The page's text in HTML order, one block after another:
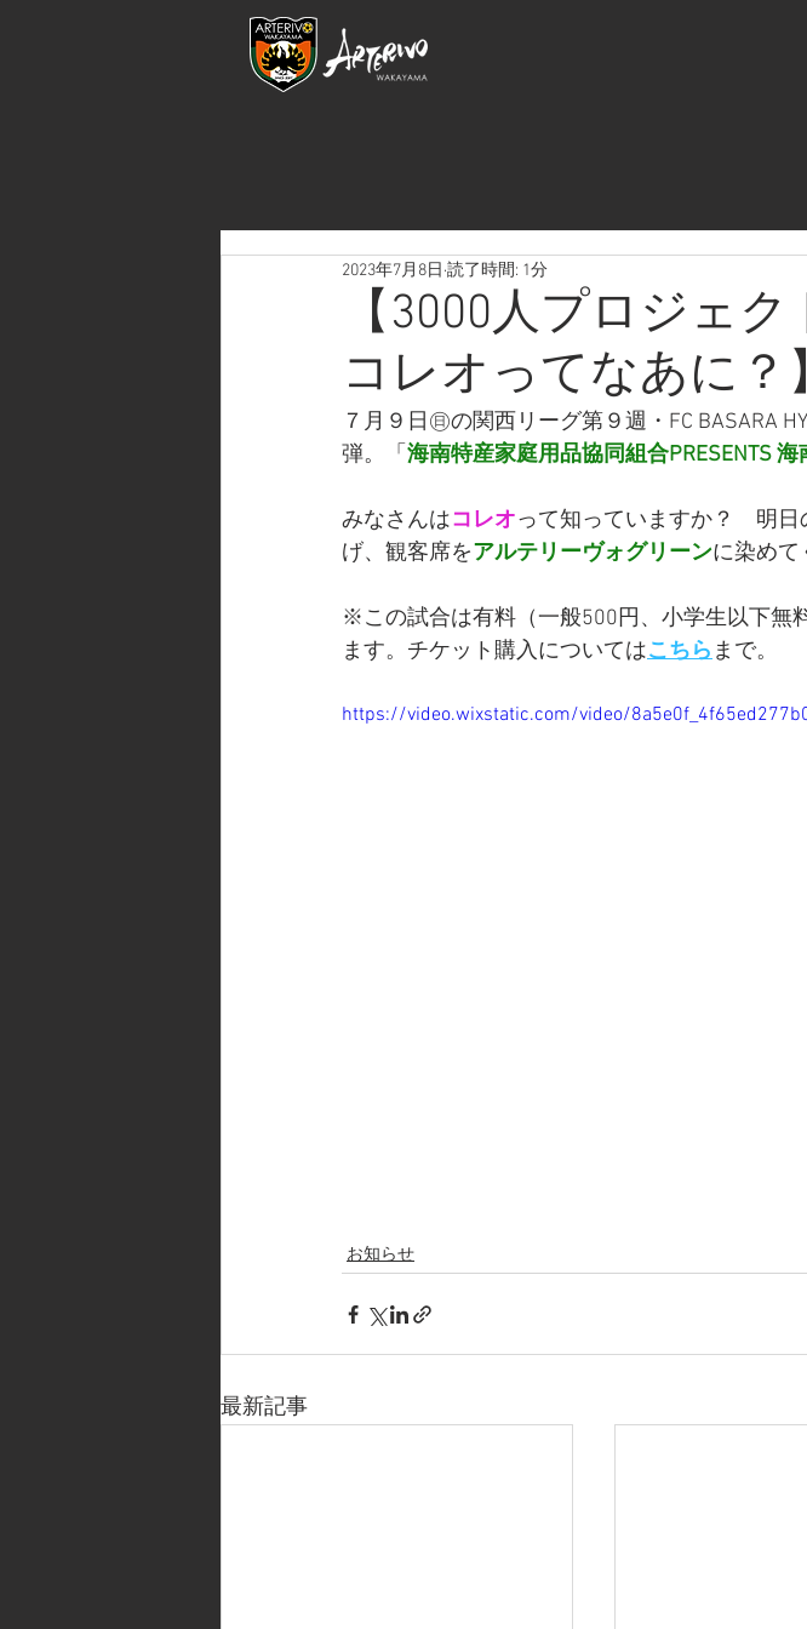
【3000人プロジェ
コレオってなあに？】
2023年7月8日 読了時間: 1分
７月９日㊐の関西リーグ第９週・FC BASARA
弾。「 海南特産家庭用品協同組合PRESENTS
みなさんはコレオって知っていますか？　明
げ、観客席をアルテリーヴォグリーンに染めて
※この試合は有料（一般500円、小学生以下無
ます。チケット購入についてはこちら まで。
https://video.wixstatic.com/video/
お知らせ
最新記事